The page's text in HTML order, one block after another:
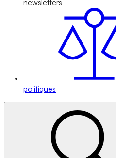
newsletters
politiques